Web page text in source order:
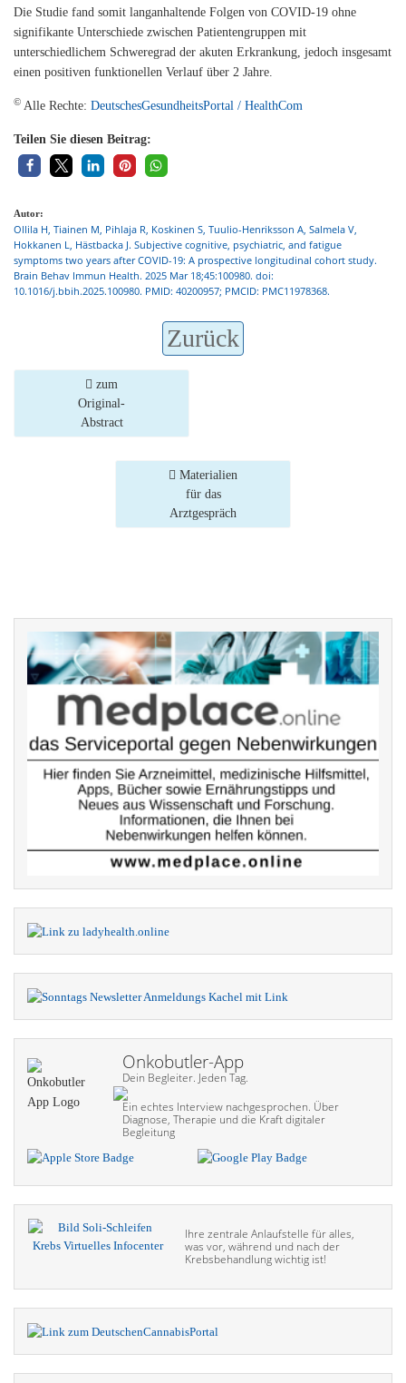
Die Studie fand somit langanhaltende Folgen von COVID-19 ohne
signifikante Unterschiede zwischen Patientengruppen mit
unterschiedlichem Schweregrad der akuten Erkrankung, jedoch insgesamt
einen positiven funktionellen Verlauf über 2 Jahre.
© Alle Rechte: DeutschesGesundheitsPortal / HealthCom
Teilen Sie diesen Beitrag:
Autor:
Ollila H, Tiainen M, Pihlaja R, Koskinen S, Tuulio-Henriksson A, Salmela V,
Hokkanen L, Hästbacka J. Subjective cognitive, psychiatric, and fatigue
symptoms two years after COVID-19: A prospective longitudinal cohort study.
Brain Behav Immun Health. 2025 Mar 18;45:100980. doi:
10.1016/j.bbih.2025.100980. PMID: 40200957; PMCID: PMC11978368.
Zurück
zum
Original-
Abstract
Materialien
für das
Arztgespräch
Onkobutler-App
Dein Begleiter. Jeden Tag.
Ein echtes Interview nach­gesprochen. Über
Diagnose, Therapie und die Kraft digitaler
Begleitung
Ihre zentrale Anlaufstelle für alles,
was vor, während und nach der
Krebsbehandlung wichtig ist!